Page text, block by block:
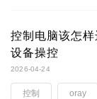
控制电脑该怎
设备操控
2026-04-24
控制 oray